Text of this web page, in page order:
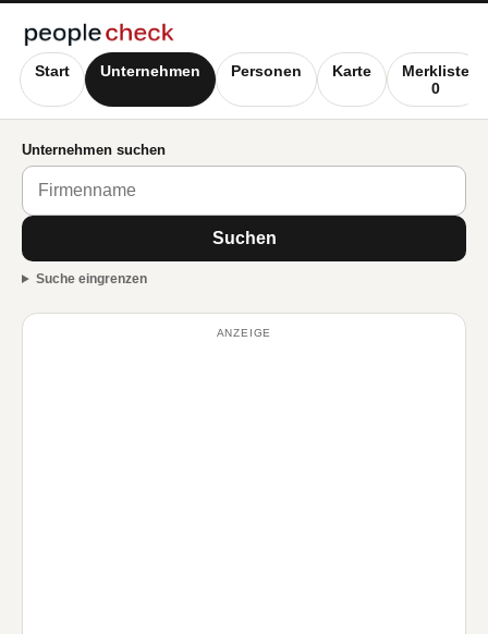
Start Unternehmen Personen Karte
Merkliste
0
Unternehmen suchen
Suchen
Suche eingrenzen
ANZEIGE